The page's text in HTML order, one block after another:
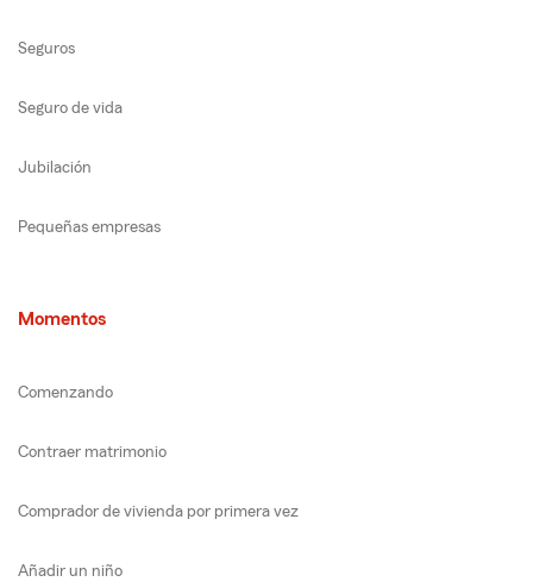
Seguros
Seguro de vida
Jubilación
Pequeñas empresas
Momentos
Comenzando
Contraer matrimonio
Comprador de vivienda por primera vez
Añadir un niño